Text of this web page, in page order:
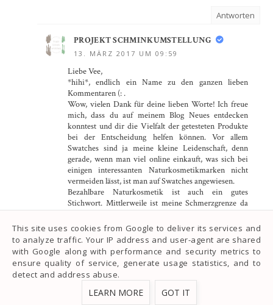
Antworten
PROJEKT SCHMINKUMSTELLUNG
13. MÄRZ 2017 UM 09:59
Liebe Vee,
*hihi*, endlich ein Name zu den ganzen lieben
Kommentaren (: .
Wow, vielen Dank für deine lieben Worte! Ich freue
mich, dass du auf meinem Blog Neues entdecken
konntest und dir die Vielfalt der getesteten Produkte
bei der Entscheidung helfen können. Vor allem
Swatches sind ja meine kleine Leidenschaft, denn
gerade, wenn man viel online einkauft, was sich bei
einigen interessanten Naturkosmetikmarken nicht
vermeiden lässt, ist man auf Swatches angewiesen.
Bezahlbare Naturkosmetik ist auch ein gutes
Stichwort. Mittlerweile ist meine Schmerzgrenze da
jeder beispielsweise ein Kosmetiktäschchen im Wert
von über 100€ mit sich herumschleppen möchte,
gerade in Bezug auf all diejenigen, die
(Natur-)Kosmetik mehr als Mittel zum Zweck und
nicht als Hobby betrachten.
Bei YouTube kann man wirklich einige erschreckende
Entwicklungen sehen und man muss mittlerweile
schon etwas tiefer graben, um noch individuelle,
This site uses cookies from Google to deliver its services and
to analyze traffic. Your IP address and user-agent are shared
with Google along with performance and security metrics to
ensure quality of service, generate usage statistics, and to
detect and address abuse.
LEARN MORE GOT IT